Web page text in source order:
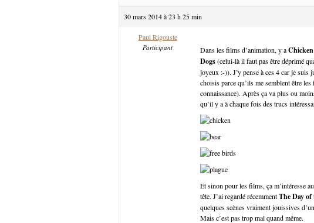
30 mars 2014 à 23 h 25 min
Paul Rigouste
Participant Dans les films d’animation, y a
Dogs(celui-là il faut pas être déprimé
joyeux :-)). J’y pense à ces 4 car je suis
choisis parce qu’ils me semblent être
connaissance). Après ça va plus ou
qu’il y a à chaque fois des trucs
Et sinon pour les films, ça m’intéresse
tête. J’ai regardé récemmentThe Day
quelques scènes vraiment jouissives
Mais c’est pas trop mal quand même.